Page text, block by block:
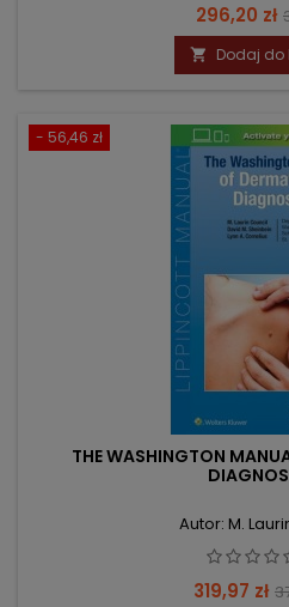
Cena
296,20 zł
 Dodaj do
- 56,46 zł
THE WASHINGTON
Autor: M.
Cena
319,97 zł